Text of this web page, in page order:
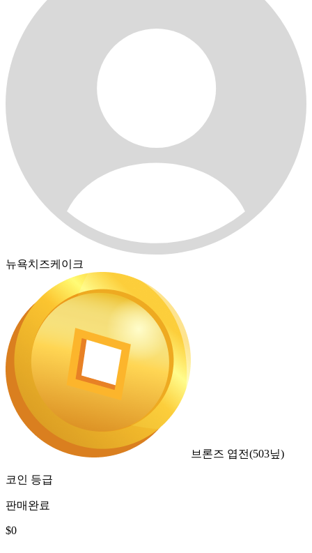
뉴욕치즈케이크
브론즈 엽전(503닢)
코인 등급
판매완료
$0